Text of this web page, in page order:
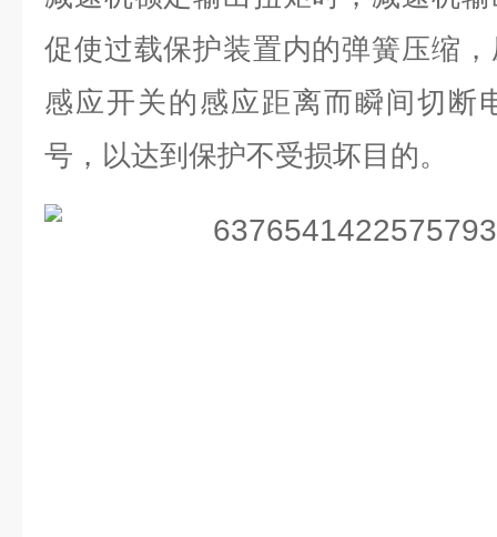
促使过载保护装置内的弹簧压缩
感应开关的感应距离而瞬间切断
号，以达到保护不受损坏目的。